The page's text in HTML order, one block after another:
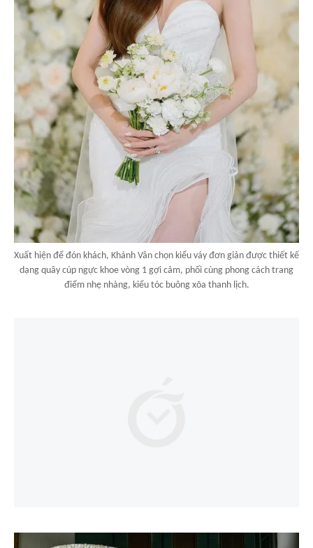
Xuất hiện để đón khách, Khánh Vân chọn kiểu váy đơn giản được thiết kế
dạng quây cúp ngực khoe vòng 1 gợi cảm, phối cùng phong cách trang
điểm nhẹ nhàng, kiểu tóc buông xõa thanh lịch.